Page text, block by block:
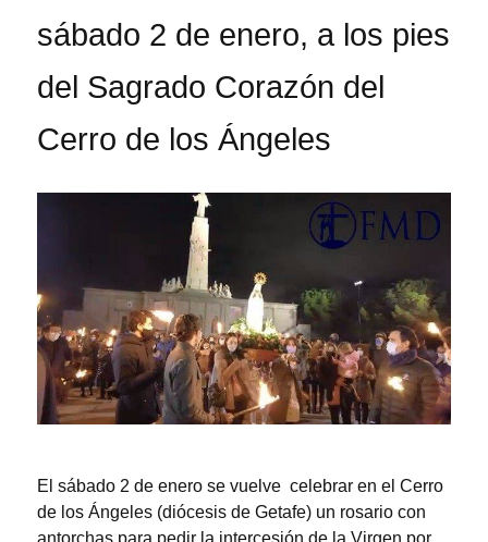
sábado 2 de enero, a los pies
del Sagrado Corazón del
Cerro de los Ángeles
El sábado 2 de enero se vuelve celebrar en el Cerro
de los Ángeles (diócesis de Getafe) un rosario con